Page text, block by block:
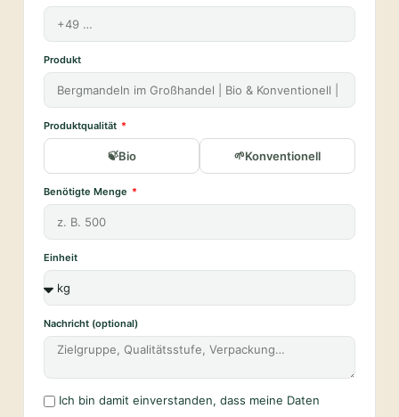
Produkt
Produktqualität
Bio Konventionell
Benötigte Menge
Einheit
Nachricht (optional)
Ich bin damit einverstanden, dass meine Daten